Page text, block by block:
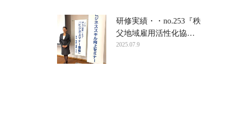
研修実績・・no.253『秩
父地域雇用活性化協…
2025.07.9